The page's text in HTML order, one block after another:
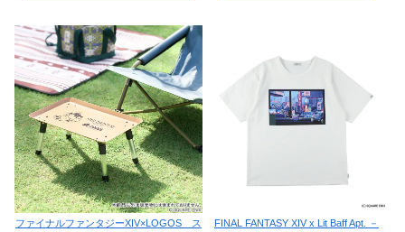
ファイナルファンタジーXIV×LOGOS ス FINAL FANTASY XIV x Lit Baff Apt. －